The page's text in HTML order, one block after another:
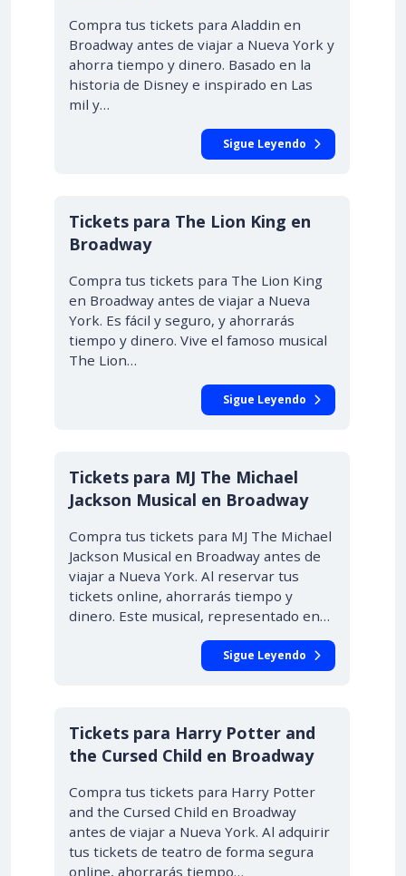
Compra tus tickets para Aladdin en
Broadway antes de viajar a Nueva York y
ahorra tiempo y dinero. Basado en la
historia de Disney e inspirado en Las
mil y…
Sigue Leyendo
Tickets para The Lion King en
Broadway
Compra tus tickets para The Lion King
en Broadway antes de viajar a Nueva
York. Es fácil y seguro, y ahorrarás
tiempo y dinero. Vive el famoso musical
The Lion…
Sigue Leyendo
Tickets para MJ The Michael
Jackson Musical en Broadway
Compra tus tickets para MJ The Michael
Jackson Musical en Broadway antes de
viajar a Nueva York. Al reservar tus
tickets online, ahorrarás tiempo y
dinero. Este musical, representado en…
Sigue Leyendo
Tickets para Harry Potter and
the Cursed Child en Broadway
Compra tus tickets para Harry Potter
and the Cursed Child en Broadway
antes de viajar a Nueva York. Al adquirir
tus tickets de teatro de forma segura
online, ahorrarás tiempo…